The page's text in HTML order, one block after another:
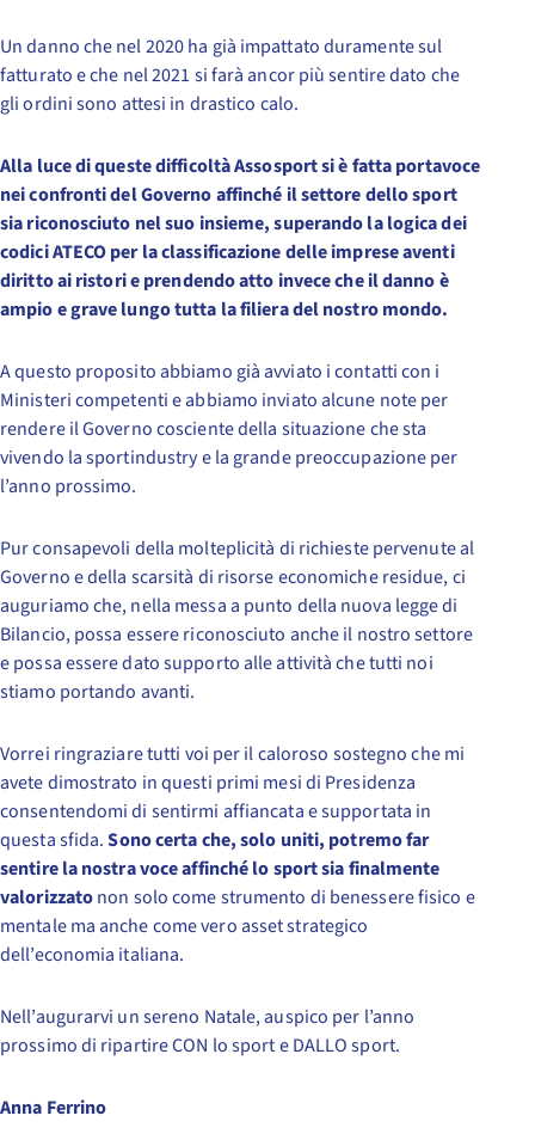
Un danno che nel 2020 ha già impattato duramente sul
fatturato e che nel 2021 si farà ancor più sentire dato che
gli ordini sono attesi in drastico calo.
Alla luce di queste difficoltà Assosport si è fatta portavoce
nei confronti del Governo affinché il settore dello sport
sia riconosciuto nel suo insieme, superando la logica dei
codici ATECO per la classificazione delle imprese aventi
diritto ai ristori e prendendo atto invece che il danno è
ampio e grave lungo tutta la filiera del nostro mondo.
A questo proposito abbiamo già avviato i contatti con i
Ministeri competenti e abbiamo inviato alcune note per
rendere il Governo cosciente della situazione che sta
vivendo la sportindustry e la grande preoccupazione per
l’anno prossimo.
Pur consapevoli della molteplicità di richieste pervenute al
Governo e della scarsità di risorse economiche residue, ci
auguriamo che, nella messa a punto della nuova legge di
Bilancio, possa essere riconosciuto anche il nostro settore
e possa essere dato supporto alle attività che tutti noi
stiamo portando avanti.
Vorrei ringraziare tutti voi per il caloroso sostegno che mi
avete dimostrato in questi primi mesi di Presidenza
consentendomi di sentirmi affiancata e supportata in
questa sfida.Sono certa che, solo uniti, potremo far
sentire la nostra voce affinché lo sport sia finalmente
valorizzatonon solo come strumento di benessere fisico e
mentale ma anche come vero asset strategico
dell’economia italiana.
Nell’augurarvi un sereno Natale, auspico per l’anno
prossimo di ripartire CON lo sport e DALLO sport.
Anna Ferrino